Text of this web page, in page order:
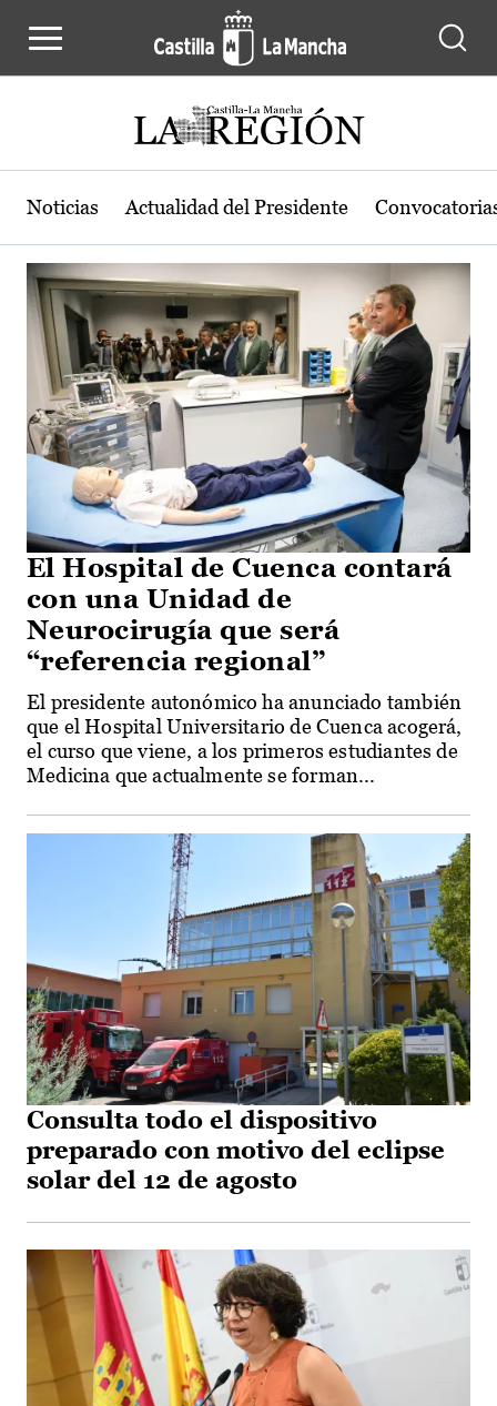
Actualidad de la región de Castilla-
Noticias Actualidad del Presidente
El Hospital de Cuenca contará
con una Unidad de
Neurocirugía que será
“referencia regional”
El presidente autonómico ha anunciado también
que el Hospital Universitario de Cuenca acogerá,
el curso que viene, a los primeros estudiantes de
Medicina que actualmente se forman...
Consulta todo el dispositivo
preparado con motivo del eclipse
solar del 12 de agosto